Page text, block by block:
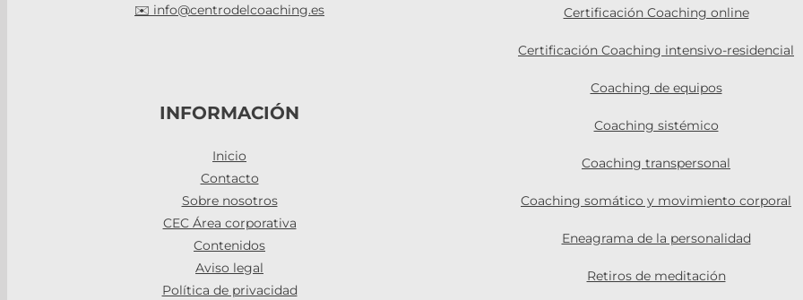
✉️ info@centrodelcoaching.es
INFORMACIÓN
Inicio
Contacto
Sobre nosotros
CEC Área corporativa
Contenidos
Aviso legal
Política de privacidad
Certificación Coaching online
Certificación Coaching intensivo-residencial
Coaching de equipos
Coaching sistémico
Coaching transpersonal
Coaching somático y movimiento corporal
Eneagrama de la personalidad
Retiros de meditación